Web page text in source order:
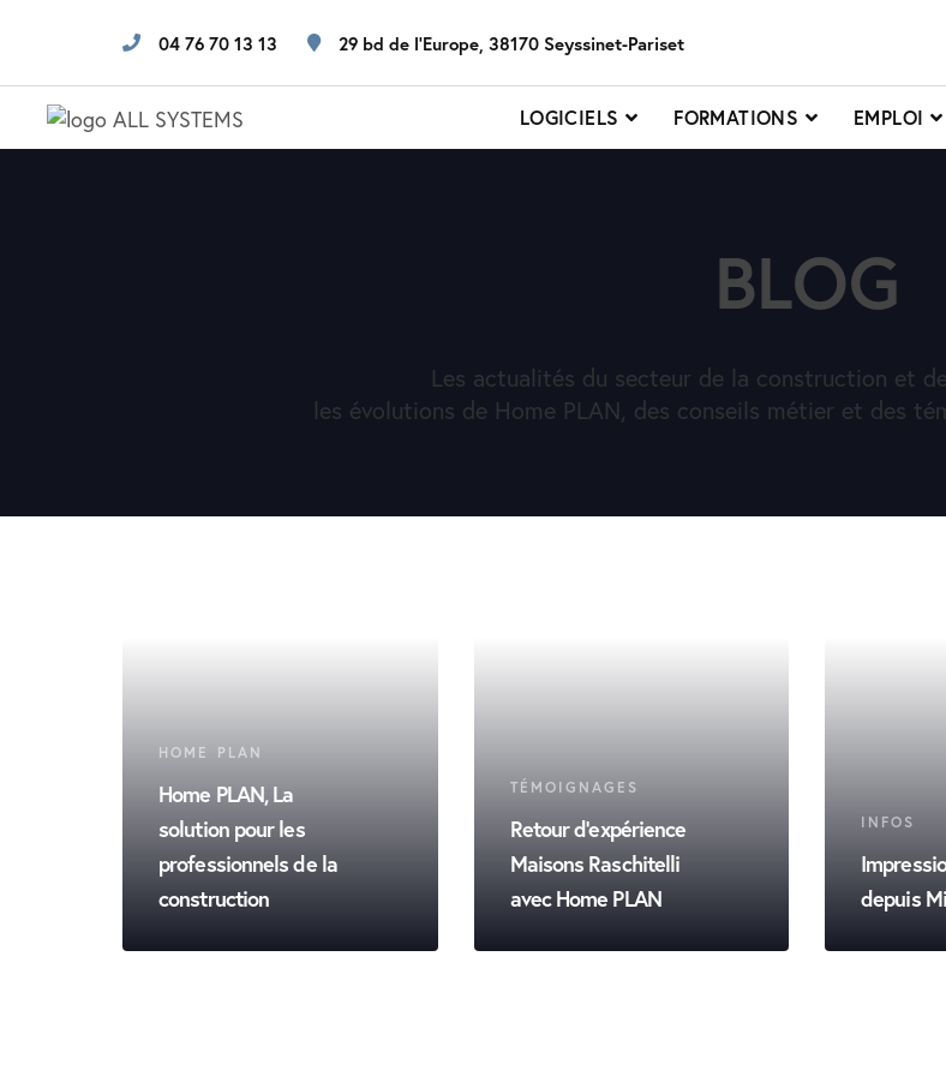
04 76 70 13 13 29 bd de l'Europe, 38170 Seyssinet-Pariset
LOGICIELS FORMATIONS EMPLOI
BLOG
Les actualités du secteur de la construction et
les évolutions de Home PLAN, des conseils métier et des
HOME PLAN
Home PLAN, La
solution pour les
professionnels de la
construction
TÉMOIGNAGES
Retour d'expérience
Maisons Raschitelli
avec Home PLAN
INFOS
depuis